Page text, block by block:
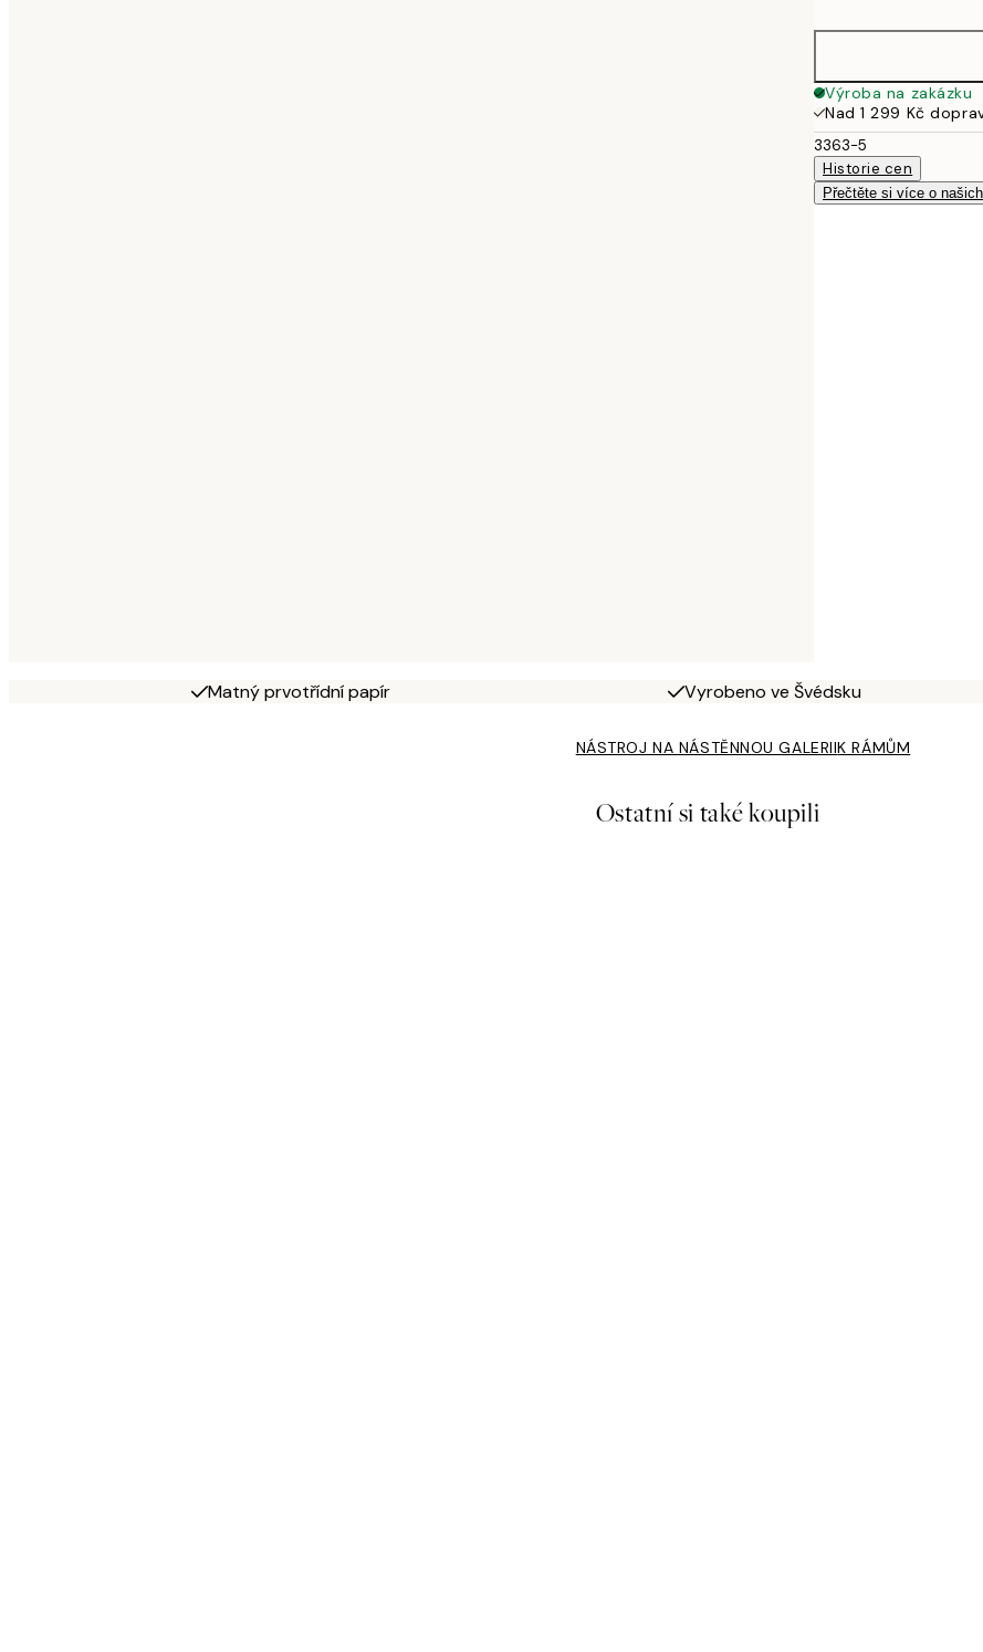
Výroba na zakázku
Nad 1 299 Kč
3363-5
Historie cen
Přečtěte si více o
Matný prvotřídní papír Vyrobeno ve Švédsku
NÁSTROJ NA NÁSTĚNNOU GALERIIK RÁMŮM
Ostatní si také koupili